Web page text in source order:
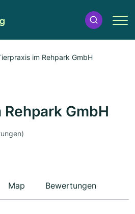
im Rehpark GmbH
GmbH
Map Bewertungen